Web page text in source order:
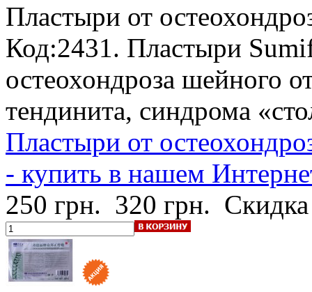
Пластыри от
Код:2431. Пластыри
остеохондроза шейного
тендинита, синдрома
Пластыри от
- купить в нашем
250 грн. 320 грн.